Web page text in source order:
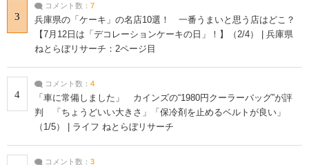
3
コメント数： 7
兵庫県の「ケーキ」の名店10選！ 一番うまいと思う店はどこ？
【7月12日は「デコレーションケーキの日」！】（2/4） | 兵庫県
ねとらぼリサーチ：2ページ目
4
コメント数： 4
「車に常備しました」 カインズの“1980円クーラーバッグ”が評
判 「ちょうどいい大きさ」「保冷剤を止めるベルトが良い」
（1/5） | ライフ ねとらぼリサーチ
コメント数： 3